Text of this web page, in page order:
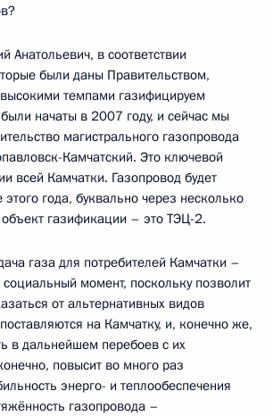
Анатольевич, в соответствии
были даны Правительством,
темпами газифицируем
начаты в 2007 году, и сейчас мы
магистрального газопровода
Камчатский. Это ключевой
всей Камчатки. Газопровод будет
этого года, буквально через несколько
газификации – это ТЭЦ-2.
газа для потребителей Камчатки –
момент, поскольку позволит
от альтернативных видов
на Камчатку, и, конечно же,
в дальнейшем перебоев с их
повысит во много раз
энерго- и теплообеспечения
газопровода –